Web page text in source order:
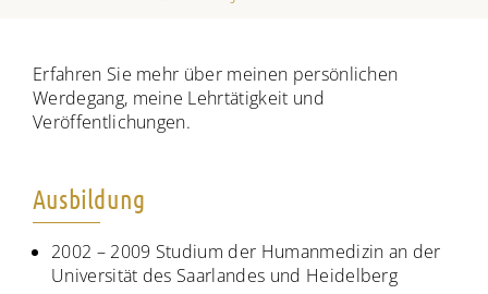
Erfahren Sie mehr über meinen persönlichen
Werdegang, meine Lehrtätigkeit und
Veröffentlichungen.
Ausbildung
2002 – 2009 Studium der Humanmedizin an der
Universität des Saarlandes und Heidelberg